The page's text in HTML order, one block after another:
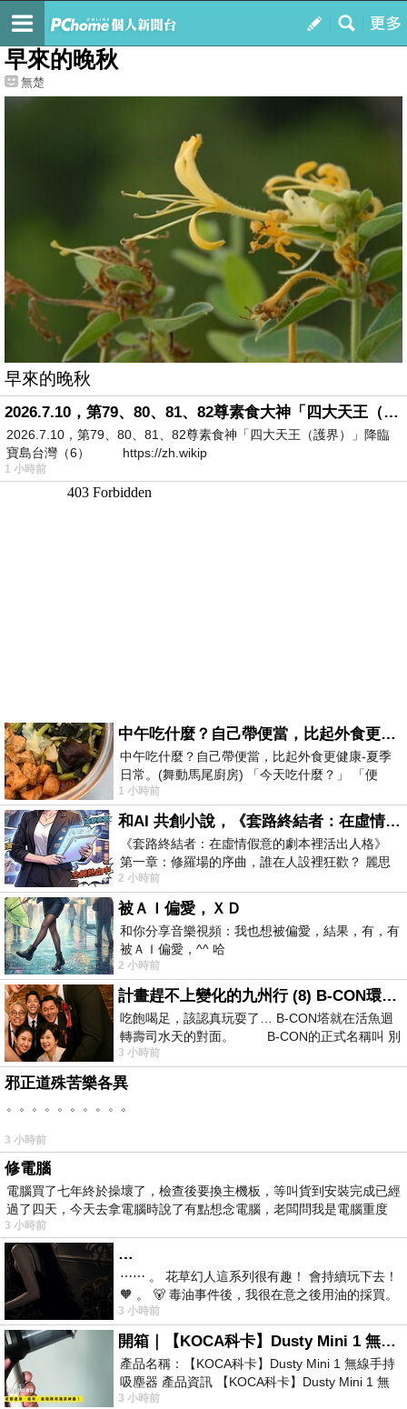
我的
最新文章
早來的晚秋
無楚
早來的晚秋
2026.7.10，第79、80、81、82尊素食大神「四大天王（護界）」降臨寶島台灣（6）
2026.7.10，第79、80、81、82尊素食神「四大天王（護界）」降臨
寶島台灣（6） https://zh.wikip
1 小時前
中午吃什麼？自己帶便當，比起外食更健康-夏季日常。(舞動馬尾廚房)
中午吃什麼？自己帶便當，比起外食更健康-夏季
日常。(舞動馬尾廚房) 「今天吃什麼？」 「便
當？麵？還是炒飯？」 每天都在選擇
1 小時前
和AI 共創小說，《套路終結者：在虛情假意的劇本裡活出人格》
《套路終結者：在虛情假意的劇本裡活出人格》
第一章：修羅場的序曲，誰在人設裡狂歡？ 麗思
卡爾頓酒店的總統套房內，燈光昏
2 小時前
被ＡＩ偏愛，ＸＤ
和你分享音樂視頻：我也想被偏愛，結果，有，有
被ＡＩ偏愛，^^ 哈
2 小時前
計畫趕不上變化的九州行 (8) B-CON環球塔
吃飽喝足，該認真玩耍了… B-CON塔就在活魚迴
轉壽司水天的對面。 B-CON的正式名稱叫 別
3 小時前
邪正道殊苦樂各異
。。。。。。。。。。
3 小時前
修電腦
電腦買了七年終於操壞了，檢查後要換主機板，等叫貨到安裝完成已經
過了四天，今天去拿電腦時說了有點想念電腦，老闆問我是電腦重度
3 小時前
…
⋯⋯ 。 花草幻人這系列很有趣！ 會持續玩下去！
🧡 。 🐻 毒油事件後，我很在意之後用油的採買。
前天購買了我之前就很愛
3 小時前
開箱｜【KOCA科卡】Dusty Mini 1 無線手持吸塵器
產品名稱：【KOCA科卡】Dusty Mini 1 無線手持
吸塵器 產品資訊 【KOCA科卡】Dusty Mini 1 無
線手持吸塵器評語： 能吸、能吹兼具兩
3 小時前